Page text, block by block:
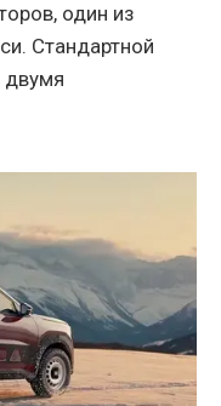
один из
Стандартной
двумя